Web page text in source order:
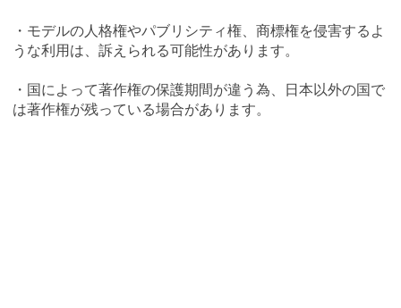
・モデルの人格権やパブリシティ権、商標権を侵害するよ
うな利用は、訴えられる可能性があります。
・国によって著作権の保護期間が違う為、日本以外の国で
は著作権が残っている場合があります。